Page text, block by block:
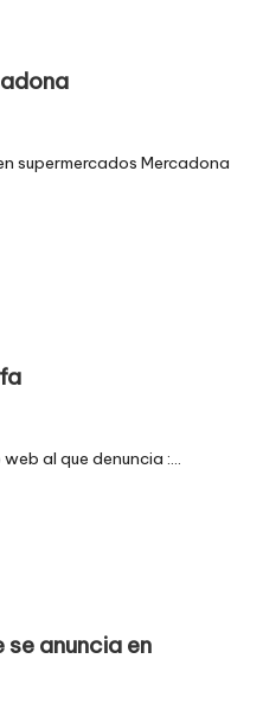
supermercados Mercadona
al que denuncia :…
anuncia en